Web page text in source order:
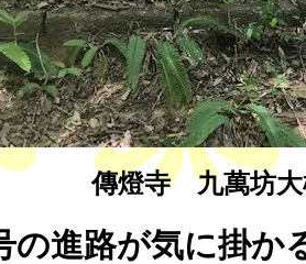
傳燈寺 九萬坊大
の進路が気に掛か